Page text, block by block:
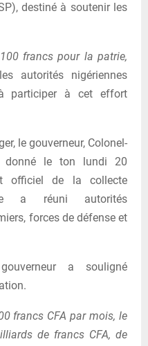
destiné à soutenir les
francs pour la patrie,
autorités nigériennes
participer à cet effort
le gouverneur, Colonel-
donné le ton lundi 20
officiel de la collecte
a réuni autorités
forces de défense et
a souligné
francs CFA par mois, le
de francs CFA, de